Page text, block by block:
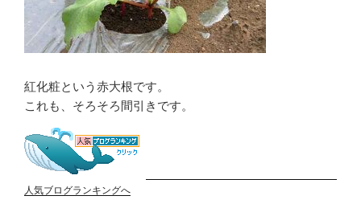
紅化粧という赤大根です。
これも、そろそろ間引きです。
人気ブログランキングへ